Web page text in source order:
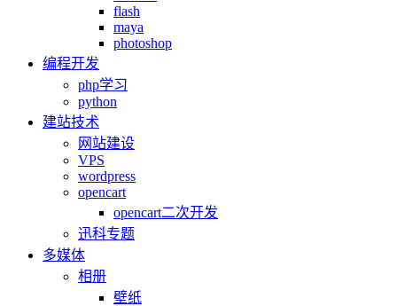
flash
maya
photoshop
编程开发
php学习
python
建站技术
网站建设
VPS
wordpress
opencart
opencart二次开发
迅科专题
多媒体
相册
壁纸